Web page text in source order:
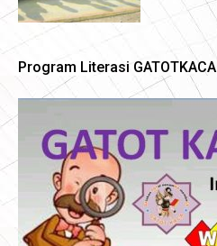
Program Literasi GATOTKACA